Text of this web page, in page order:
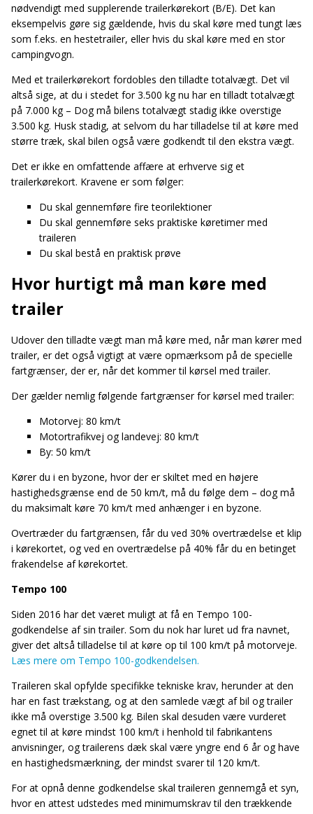
nødvendigt med supplerende trailerkørekort (B/E). Det kan
eksempelvis gøre sig gældende, hvis du skal køre med tungt læs
som f.eks. en hestetrailer, eller hvis du skal køre med en stor
campingvogn.
Med et trailerkørekort fordobles den tilladte totalvægt. Det vil
altså sige, at du i stedet for 3.500 kg nu har en tilladt totalvægt
på 7.000 kg – Dog må bilens totalvægt stadig ikke overstige
3.500 kg. Husk stadig, at selvom du har tilladelse til at køre med
større træk, skal bilen også være godkendt til den ekstra vægt.
Det er ikke en omfattende affære at erhverve sig et
trailerkørekort. Kravene er som følger:
Du skal gennemføre fire teorilektioner
Du skal gennemføre seks praktiske køretimer med
traileren
Du skal bestå en praktisk prøve
Hvor hurtigt må man køre med
trailer
Udover den tilladte vægt man må køre med, når man kører med
trailer, er det også vigtigt at være opmærksom på de specielle
fartgrænser, der er, når det kommer til kørsel med trailer.
Der gælder nemlig følgende fartgrænser for kørsel med trailer:
Motorvej: 80 km/t
Motortrafikvej og landevej: 80 km/t
By: 50 km/t
Kører du i en byzone, hvor der er skiltet med en højere
hastighedsgrænse end de 50 km/t, må du følge dem – dog må
du maksimalt køre 70 km/t med anhænger i en byzone.
Overtræder du fartgrænsen, får du ved 30% overtrædelse et klip
i kørekortet, og ved en overtrædelse på 40% får du en betinget
frakendelse af kørekortet.
Tempo 100
Siden 2016 har det været muligt at få en Tempo 100-
godkendelse af sin trailer. Som du nok har luret ud fra navnet,
giver det altså tilladelse til at køre op til 100 km/t på motorveje.
Læs mere om Tempo 100-godkendelsen.
Traileren skal opfylde specifikke tekniske krav, herunder at den
har en fast trækstang, og at den samlede vægt af bil og trailer
ikke må overstige 3.500 kg. Bilen skal desuden være vurderet
egnet til at køre mindst 100 km/t i henhold til fabrikantens
anvisninger, og trailerens dæk skal være yngre end 6 år og have
en hastighedsmærkning, der mindst svarer til 120 km/t.
For at opnå denne godkendelse skal traileren gennemgå et syn,
hvor en attest udstedes med minimumskrav til den trækkende